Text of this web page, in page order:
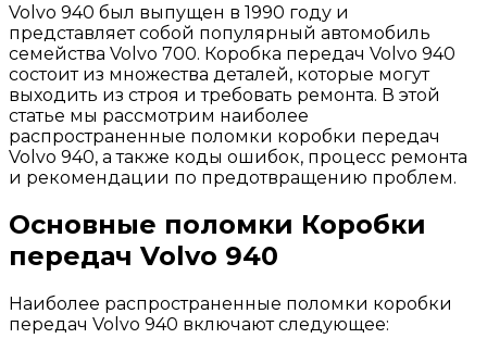
Volvo 940 был выпущен в 1990 году и
представляет собой популярный автомобиль
семейства Volvo 700. Коробка передач Volvo 940
состоит из множества деталей, которые могут
выходить из строя и требовать ремонта. В этой
статье мы рассмотрим наиболее
распространенные поломки коробки передач
Volvo 940, а также коды ошибок, процесс ремонта
и рекомендации по предотвращению проблем.
Основные поломки Коробки
передач Volvo 940
Наиболее распространенные поломки коробки
передач Volvo 940 включают следующее: